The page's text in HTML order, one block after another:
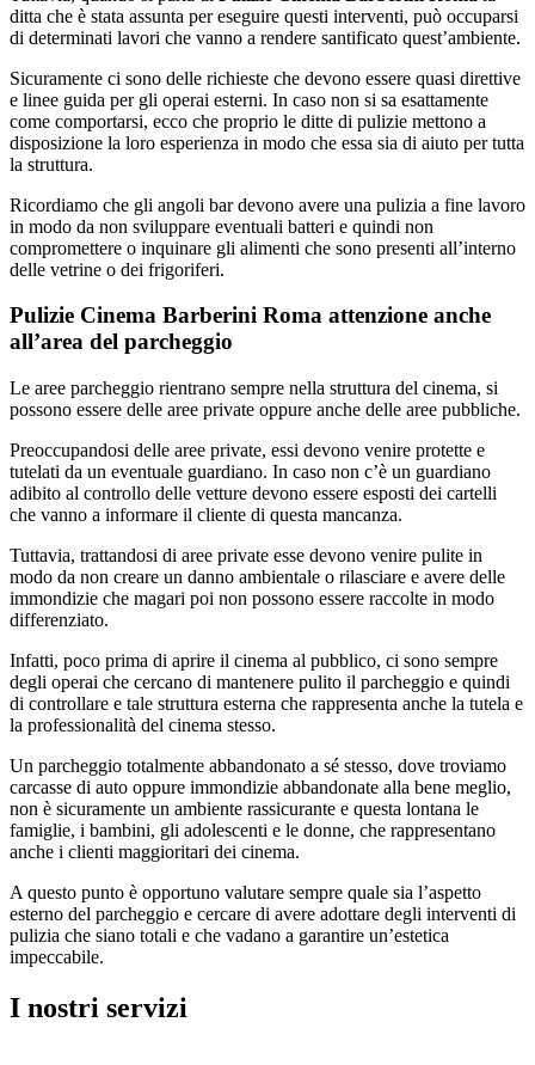
ditta che è stata assunta per eseguire questi interventi, può occuparsi
di determinati lavori che vanno a rendere santificato quest’ambiente.
Sicuramente ci sono delle richieste che devono essere quasi direttive
e linee guida per gli operai esterni. In caso non si sa esattamente
come comportarsi, ecco che proprio le ditte di pulizie mettono a
disposizione la loro esperienza in modo che essa sia di aiuto per tutta
la struttura.
Ricordiamo che gli angoli bar devono avere una pulizia a fine lavoro
in modo da non sviluppare eventuali batteri e quindi non
compromettere o inquinare gli alimenti che sono presenti all’interno
delle vetrine o dei frigoriferi.
Pulizie Cinema Barberini Roma attenzione anche
all’area del parcheggio
Le aree parcheggio rientrano sempre nella struttura del cinema, si
possono essere delle aree private oppure anche delle aree pubbliche.
Preoccupandosi delle aree private, essi devono venire protette e
tutelati da un eventuale guardiano. In caso non c’è un guardiano
adibito al controllo delle vetture devono essere esposti dei cartelli
che vanno a informare il cliente di questa mancanza.
Tuttavia, trattandosi di aree private esse devono venire pulite in
modo da non creare un danno ambientale o rilasciare e avere delle
immondizie che magari poi non possono essere raccolte in modo
differenziato.
Infatti, poco prima di aprire il cinema al pubblico, ci sono sempre
degli operai che cercano di mantenere pulito il parcheggio e quindi
di controllare e tale struttura esterna che rappresenta anche la tutela e
la professionalità del cinema stesso.
Un parcheggio totalmente abbandonato a sé stesso, dove troviamo
carcasse di auto oppure immondizie abbandonate alla bene meglio,
non è sicuramente un ambiente rassicurante e questa lontana le
famiglie, i bambini, gli adolescenti e le donne, che rappresentano
anche i clienti maggioritari dei cinema.
A questo punto è opportuno valutare sempre quale sia l’aspetto
esterno del parcheggio e cercare di avere adottare degli interventi di
pulizia che siano totali e che vadano a garantire un’estetica
impeccabile.
I nostri servizi